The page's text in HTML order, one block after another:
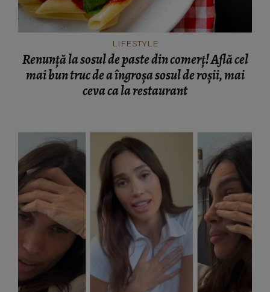
LIFESTYLE
Renunță la sosul de paste din comerț! Află cel
mai bun truc de a îngroșa sosul de roșii, mai
ceva ca la restaurant